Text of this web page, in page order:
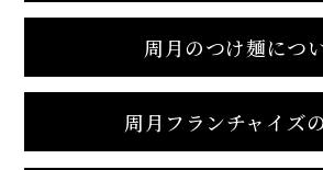
周月のつけ麺につ
周月フランチャイズ